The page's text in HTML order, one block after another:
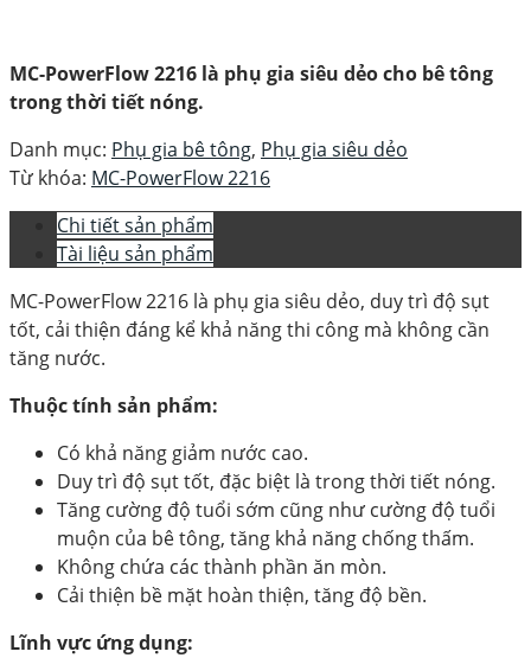
MC-PowerFlow 2216 là phụ gia siêu dẻo cho bê tông
trong thời tiết nóng.
Danh mục: Phụ gia bê tông, Phụ gia siêu dẻo
Từ khóa: MC-PowerFlow 2216
Chi tiết sản phẩm
Tài liệu sản phẩm
MC-PowerFlow 2216 là phụ gia siêu dẻo, duy trì độ sụt
tốt, cải thiện đáng kể khả năng thi công mà không cần
tăng nước.
Thuộc tính sản phẩm:
Có khả năng giảm nước cao.
Duy trì độ sụt tốt, đặc biệt là trong thời tiết nóng.
Tăng cường độ tuổi sớm cũng như cường độ tuổi
muộn của bê tông, tăng khả năng chống thấm.
Không chứa các thành phần ăn mòn.
Cải thiện bề mặt hoàn thiện, tăng độ bền.
Lĩnh vực ứng dụng: